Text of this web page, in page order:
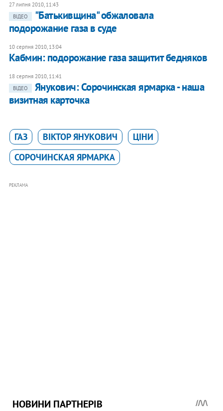
27 липня 2010, 11:43
ВІДЕО
"Батькивщина" обжаловала
подорожание газа в суде
10 серпня 2010, 13:04
Кабмин: подорожание газа защитит бедняков
18 серпня 2010, 11:41
ВІДЕО
Янукович: Сорочинская ярмарка - наша
визитная карточка
ГАЗ ВІКТОР ЯНУКОВИЧ
ЦІНИ
СОРОЧИНСКАЯ ЯРМАРКА
РЕКЛАМА